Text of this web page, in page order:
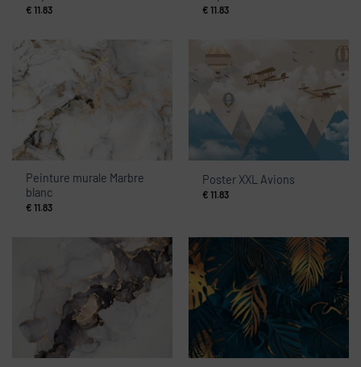
€ 11.83 € 11.83
Peinture murale Marbre
blanc
€ 11.83
Poster XXL Avions
€ 11.83